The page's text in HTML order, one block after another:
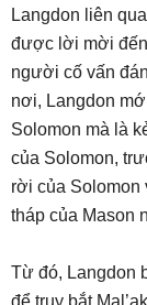
Langdon liên
được lời mời
người cố vấn
nơi, Langdon
Solomon mà là
của Solomon,
rời của Solomon
tháp của Mason
Từ đó, Langdon
để truy bắt